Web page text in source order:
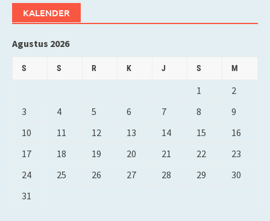
KALENDER
Agustus 2026
S S R K J S M
1
2
3
4 5 6 7 8
9
10
11 12 13 14 15
16
17
18 19 20 21 22
23
24
25 26 27 28 29
30
31